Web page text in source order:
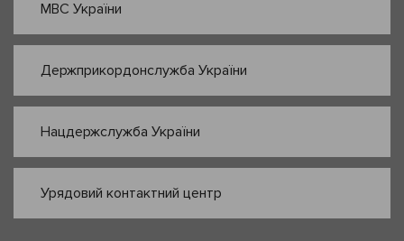
МВС України
Держприкордонслужба України
Нацдержслужба України
Урядовий контактний центр